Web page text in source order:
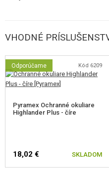
Pistole
RMR montáž na RIS lištu
Nefunkčná imitácia kolimátora
VHODNÉ
Odporúčame Kód 6209
Pyramex Ochranné okuliare
Highlander Plus - číre
18,02 € SKLADOM